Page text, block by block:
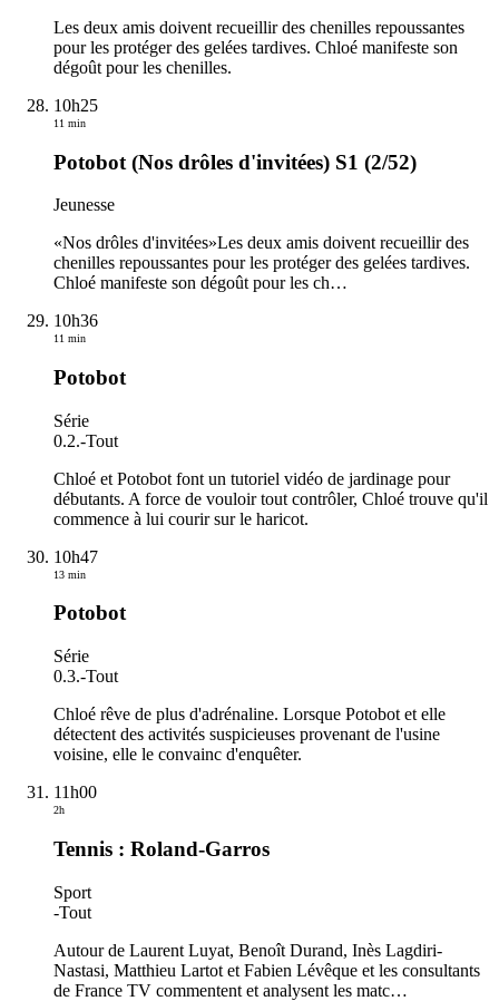
Les deux amis doivent recueillir des chenilles repoussantes
pour les protéger des gelées tardives. Chloé manifeste son
dégoût pour les chenilles.
10h25
11 min
Potobot (Nos drôles d'invitées) S1 (2/52)
Jeunesse
«Nos drôles d'invitées»Les deux amis doivent recueillir des
chenilles repoussantes pour les protéger des gelées tardives.
Chloé manifeste son dégoût pour les ch…
10h36
11 min
Potobot
Série
0.2.-Tout
Chloé et Potobot font un tutoriel vidéo de jardinage pour
débutants. A force de vouloir tout contrôler, Chloé trouve qu'il
commence à lui courir sur le haricot.
10h47
13 min
Potobot
Série
0.3.-Tout
Chloé rêve de plus d'adrénaline. Lorsque Potobot et elle
détectent des activités suspicieuses provenant de l'usine
voisine, elle le convainc d'enquêter.
11h00
2h
Tennis : Roland-Garros
Sport
-Tout
Autour de Laurent Luyat, Benoît Durand, Inès Lagdiri-
Nastasi, Matthieu Lartot et Fabien Lévêque et les consultants
de France TV commentent et analysent les matc…